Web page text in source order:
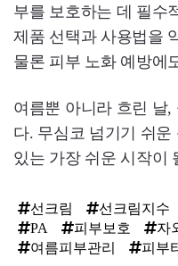
부를 보호하는 데 필수
제품 선택과 사용법을
물론 피부 노화 예방에
여름뿐 아니라 흐린 날
다. 무심코 넘기기 쉬
있는 가장 쉬운 시작이
선크림 선크림지수
PA
피부보호 자
여름피부관리
피부